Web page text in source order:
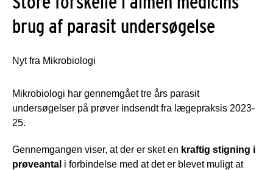
brug af parasit undersøgelse
Nyt fra Mikrobiologi
Mikrobiologi har gennemgået tre års parasit
undersøgelser på prøver indsendt fra lægepraksis 2023-
25.
Gennemgangen viser, at der er sket en kraftig stigning i
prøveantal i forbindelse med at det er blevet muligt at